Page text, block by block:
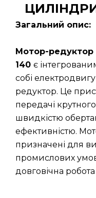
Загальний опис:
Мотор-
140 є
собі
редуктор. Це
передачі
швидкістю
ефективністю.
призначені для
промислових
довговічна